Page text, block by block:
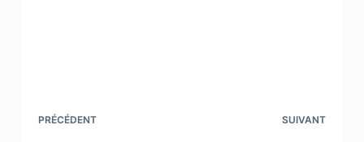
PRÉCÉDENT SUIVANT